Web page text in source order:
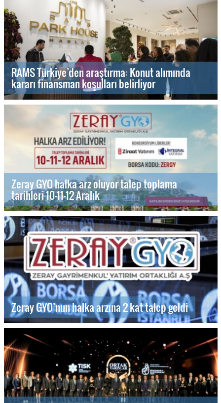
RAMS Türkiye’den araştırma: Konut alımında
kararı finansman koşulları belirliyor
Zeray GYO halka arz oluyor talep toplama
tarihleri 10-11-12 Aralık
Zeray GYO’nun halka arzına 2 kat talep geldi